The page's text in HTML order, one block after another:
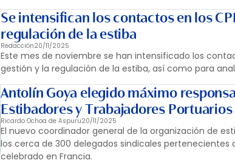
Se intensifican los contactos en los
regulación de la estiba
Redacción20/11/2025
Este mes de noviembre se han intensificado los
gestión y la regulación de la estiba, así como para
Antolín Goya elegido máximo
Estibadores y Trabajadores Portuarios
Ricardo Ochoa de Aspuru20/11/2025
El nuevo coordinador general de la organización de
los cerca de 300 delegados sindicales
celebrado en Francia.